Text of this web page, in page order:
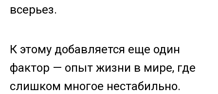
всерьез.
К этому добавляется еще один
фактор — опыт жизни в мире, где
слишком многое нестабильно.